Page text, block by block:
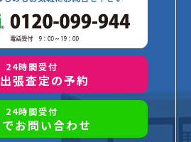
24時間受付
張査定の予約
24時間受付
お問い合わせ